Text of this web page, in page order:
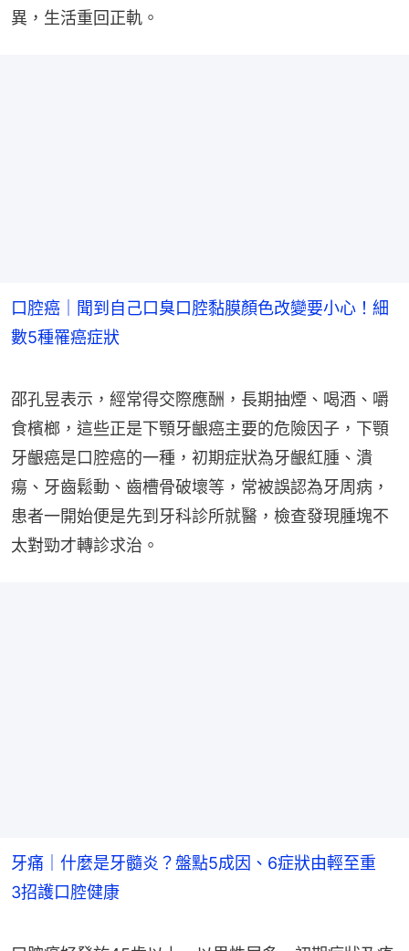
異，生活重回正軌。
口腔癌｜聞到自己口臭口腔黏膜顏色改變要小心！細
數5種罹癌症狀
邵孔昱表示，經常得交際應酬，長期抽煙、喝酒、嚼
食檳榔，這些正是下顎牙齦癌主要的危險因子，下顎
牙齦癌是口腔癌的一種，初期症狀為牙齦紅腫、潰
瘍、牙齒鬆動、齒槽骨破壞等，常被誤認為牙周病，
患者一開始便是先到牙科診所就醫，檢查發現腫塊不
太對勁才轉診求治。
牙痛｜什麼是牙髓炎？盤點5成因、6症狀由輕至重
3招護口腔健康